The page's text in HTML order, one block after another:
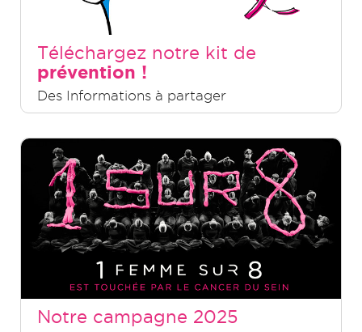
Téléchargez notre kit de
prévention !
Des Informations à partager
Notre campagne 2025